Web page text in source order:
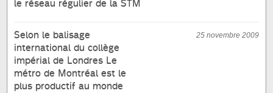
le réseau régulier de la STM
25 novembre 2009
Selon le balisage
international du collège
impérial de Londres Le
métro de Montréal est le
plus productif au monde